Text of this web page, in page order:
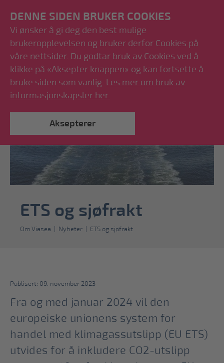
DENNE SIDEN BRUKER COOKIES
Vi ønsker å gi deg den best mulige
brukeropplevelsen og bruker derfor Cookies på
våre nettsider. Du godtar bruk av Cookies ved å
klikke på «Aksepter knappen» og kan fortsette å
bruke siden som vanlig. Les mer om bruk av
informasjonskapsler her.
Aksepterer
ETS og sjøfrakt
Om Viasea | Nyheter | ETS og sjøfrakt
Publisert: 09. november 2023
Fra og med januar 2024 vil den
europeiske unionens system for
handel med klimagassutslipp (EU ETS)
utvides for å inkludere CO2-utslipp